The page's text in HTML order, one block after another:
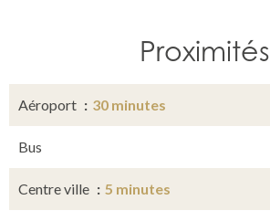
Proximités
Aéroport 30 minutes
Bus
Centre ville 5 minutes